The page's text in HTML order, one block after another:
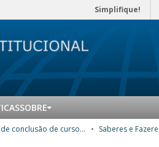
Simplifique!
SOBRE
Trabalhos de conclusão de curso de Especialização